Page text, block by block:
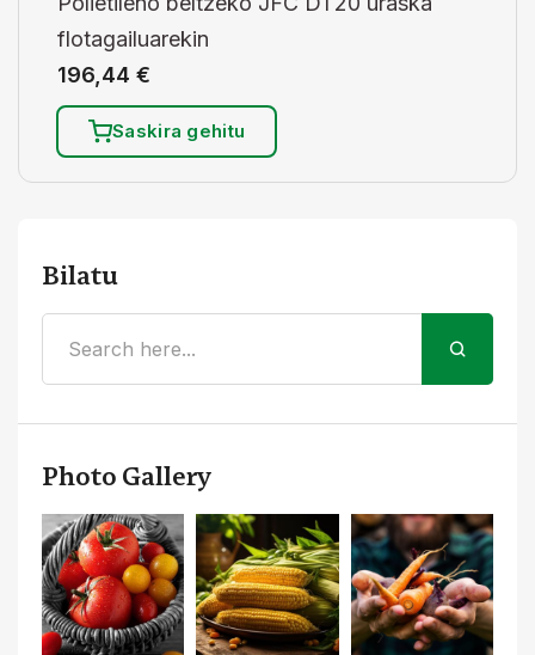
flotagailuarekin
196,44 €
Saskira gehitu
Bilatu
Photo Gallery